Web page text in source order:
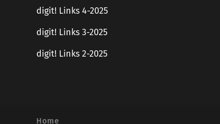
digit! Links 4-2025
digit! Links 3-2025
digit! Links 2-2025
Home